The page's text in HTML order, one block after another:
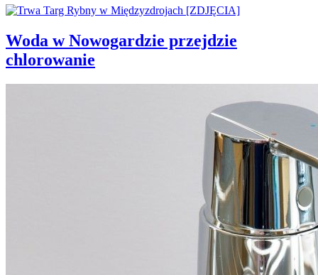
Woda w Nowogardzie przejdzie
chlorowanie